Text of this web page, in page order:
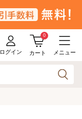
ログイン
0
カート メニュー